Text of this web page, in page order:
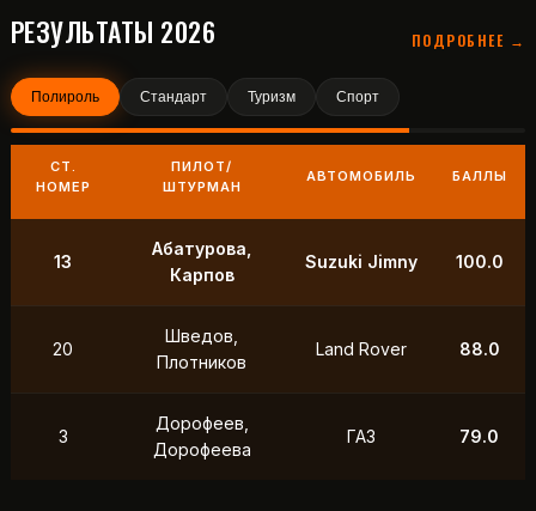
РЕЗУЛЬТАТЫ 2026 ПОДРОБНЕЕ →
Полироль Стандарт Туризм Спорт
СТ.
НОМЕР
ПИЛОТ/
ШТУРМАН
АВТОМОБИЛЬ БАЛЛЫ
13
Абатурова,
Карпов
Suzuki Jimny 100.0
20
Шведов,
Плотников
Land Rover 88.0
3
Дорофеев,
Дорофеева
ГАЗ 79.0